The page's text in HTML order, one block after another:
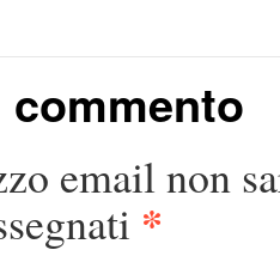
email non
*